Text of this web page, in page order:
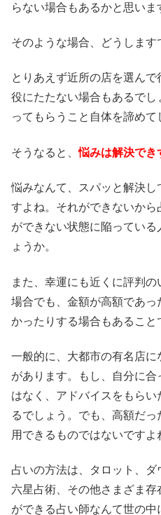
らない場合もあるかと思いま
そのような場合、どうします
とりあえず近所の店を選ん
役にたたない場合もあるで
ってもらうこと自体を諦めて
そうなると、悩みは解決でき
悩みなんて、スパッと解決
すよね。それができないか
ができない状態に陥ってい
ょうか。
また、幸運にも近くに評判
場合でも、金額が高額であ
かったりする場合もあること
一般的に、大都市の有名店
があります。もし、自分に
はなく、アドバイスをもら
るでしょう。でも、高額だ
用できるものではないですよ
占いの方法は、タロット、ダ
六星占術、その他さまざま
ができる占い師なんて世の